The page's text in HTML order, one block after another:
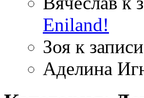
Eniland!
Зоя к записи
Аделина